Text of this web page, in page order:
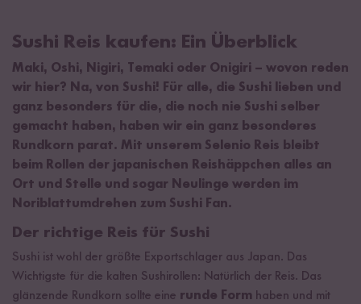
Sushi Reis kaufen: Ein Überblick
Maki, Oshi, Nigiri, Temaki oder Onigiri – wovon reden
wir hier? Na, von Sushi! Für alle, die Sushi lieben und
ganz besonders für die, die noch nie Sushi selber
gemacht haben, haben wir ein ganz besonderes
Rundkorn parat. Mit unserem Selenio Reis bleibt
beim Rollen der japanischen Reishäppchen alles an
Ort und Stelle und sogar Neulinge werden im
Noriblattumdrehen zum Sushi Fan.
Der richtige Reis für Sushi
Sushi ist wohl der größte Exportschlager aus Japan. Das
Wichtigste für die kalten Sushirollen: Natürlich der Reis. Das
glänzende Rundkorn sollte eine runde Form haben und mit